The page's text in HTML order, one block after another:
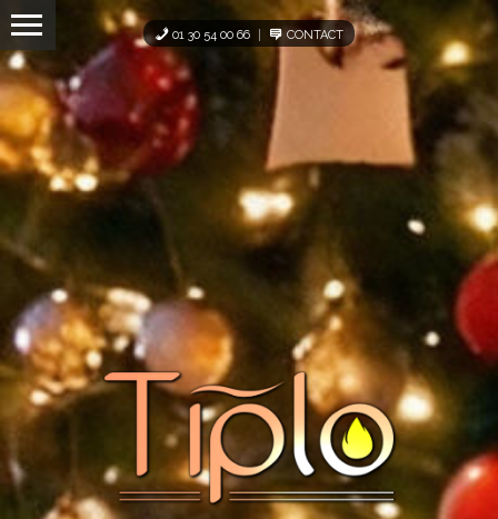
Panneau de gestion des cookies
01 30 54 00 66 CONTACT